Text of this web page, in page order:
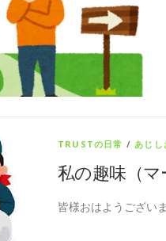
TRUSTの日常 /あじし
私の趣味（
皆様おはようござい